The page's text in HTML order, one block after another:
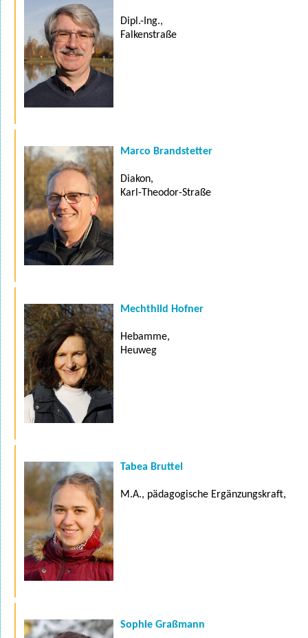
Dipl.-Ing.,
Falkenstraße
Marco Brandstetter
Diakon,
Karl-Theodor-Straße
Mechthild Hofner
Hebamme,
Heuweg
Tabea Bruttel
M.A., pädagogische Ergänzungskraft,
Sophie Graßmann